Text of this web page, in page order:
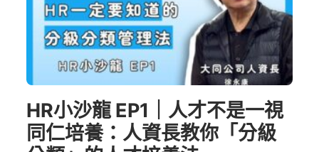
HR小沙龍 EP1｜人才不是一視
同仁培養：人資長教你「分級